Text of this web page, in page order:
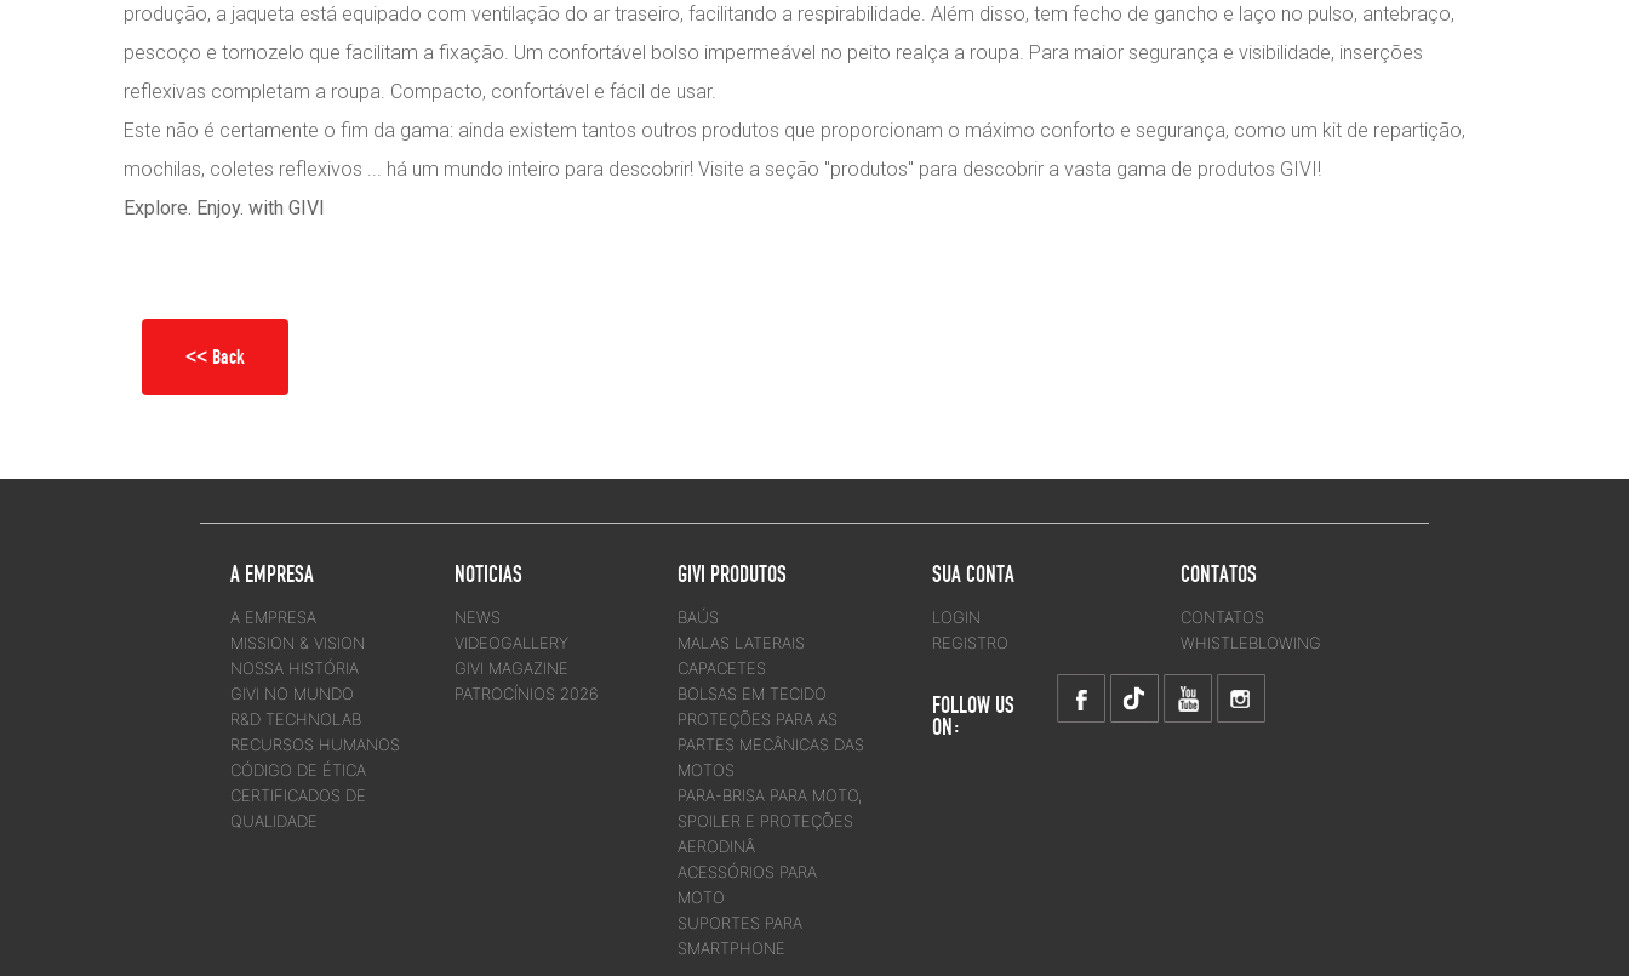
produção, a jaqueta está equipado com ventilação do ar traseiro, facilitando a respirabilidade. Além disso, tem fecho de gancho e laço no pulso, antebraço,
pescoço e tornozelo que facilitam a fixação. Um confortável bolso impermeável no peito realça a roupa. Para maior segurança e visibilidade, inserções
reflexivas completam a roupa. Compacto, confortável e fácil de usar.
Este não é certamente o fim da gama: ainda existem tantos outros produtos que proporcionam o máximo conforto e segurança, como um kit de repartição,
mochilas, coletes reflexivos ... há um mundo inteiro para descobrir! Visite a seção "produtos" para descobrir a vasta gama de produtos GIVI!
Explore. Enjoy. with GIVI
<< Back
A EMPRESA
A EMPRESA
MISSION & VISION
NOSSA HISTÓRIA
GIVI NO MUNDO
R&D TECHNOLAB
RECURSOS HUMANOS
CÓDIGO DE ÉTICA
CERTIFICADOS DE
QUALIDADE
NOTICIAS
NEWS
VIDEOGALLERY
GIVI MAGAZINE
PATROCÍNIOS 2026
GIVI PRODUTOS
BAÚS
MALAS LATERAIS
CAPACETES
BOLSAS EM TECIDO
PROTEÇÕES PARA AS
PARTES MECÂNICAS DAS
MOTOS
PARA-BRISA PARA MOTO,
SPOILER E PROTEÇÕES
AERODINÂ
ACESSÓRIOS PARA
MOTO
SUPORTES PARA
SMARTPHONE
SUA CONTA
LOGIN
REGISTRO
CONTATOS
CONTATOS
WHISTLEBLOWING
FOLLOW US
ON: